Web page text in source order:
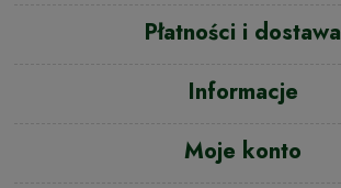
Płatności i dostawa
Informacje
Moje konto